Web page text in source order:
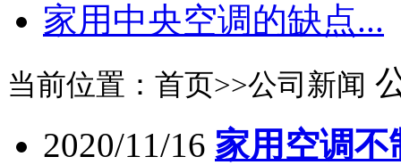
家用中央空调的缺点...
当前位置：首页>>公司新闻
2020/11/16 家用空调不